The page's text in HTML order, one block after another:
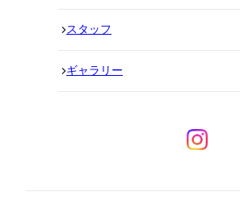
スタッフ
ギャラリー